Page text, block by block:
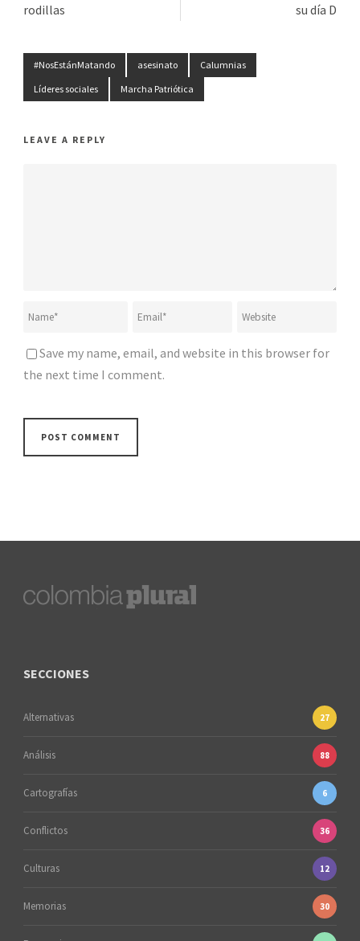
rodillas
su día D
#NosEstánMatando asesinato
Calumnias
Líderes sociales
Marcha Patriótica
LEAVE A REPLY
Save my name, email, and website in this browser for
the next time I comment.
SECCIONES
Alternativas 27
Análisis 88
Cartografías 6
Conflictos 36
Culturas 12
Memorias 30